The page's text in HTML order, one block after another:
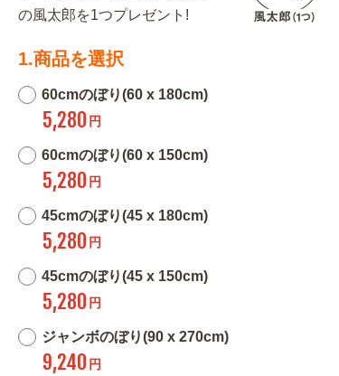
の風太郎を1つプレゼント!
1.商品を選択
60cmのぼり(60 x 180cm)
5,280 円
60cmのぼり(60 x 150cm)
5,280 円
45cmのぼり(45 x 180cm)
5,280 円
45cmのぼり(45 x 150cm)
5,280 円
ジャンボのぼり(90 x 270cm)
9,240 円